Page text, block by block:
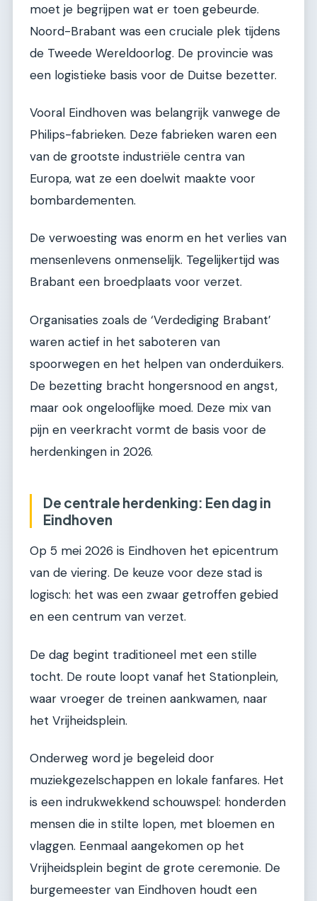
moet je begrijpen wat er toen gebeurde.
Noord-Brabant was een cruciale plek tijdens
de Tweede Wereldoorlog. De provincie was
een logistieke basis voor de Duitse bezetter.
Vooral Eindhoven was belangrijk vanwege de
Philips-fabrieken. Deze fabrieken waren een
van de grootste industriële centra van
Europa, wat ze een doelwit maakte voor
bombardementen.
De verwoesting was enorm en het verlies van
mensenlevens onmenselijk. Tegelijkertijd was
Brabant een broedplaats voor verzet.
Organisaties zoals de ‘Verdediging Brabant’
waren actief in het saboteren van
spoorwegen en het helpen van onderduikers.
De bezetting bracht hongersnood en angst,
maar ook ongelooflijke moed. Deze mix van
pijn en veerkracht vormt de basis voor de
herdenkingen in 2026.
De centrale herdenking: Een dag in
Eindhoven
Op 5 mei 2026 is Eindhoven het epicentrum
van de viering. De keuze voor deze stad is
logisch: het was een zwaar getroffen gebied
en een centrum van verzet.
De dag begint traditioneel met een stille
tocht. De route loopt vanaf het Stationplein,
waar vroeger de treinen aankwamen, naar
het Vrijheidsplein.
Onderweg word je begeleid door
muziekgezelschappen en lokale fanfares. Het
is een indrukwekkend schouwspel: honderden
mensen die in stilte lopen, met bloemen en
vlaggen. Eenmaal aangekomen op het
Vrijheidsplein begint de grote ceremonie. De
burgemeester van Eindhoven houdt een